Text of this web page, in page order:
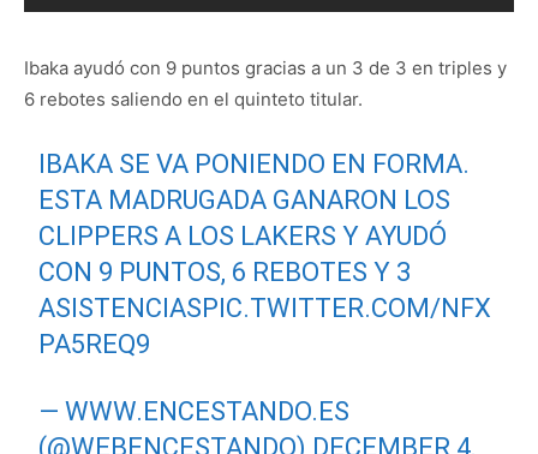
Ibaka ayudó con 9 puntos gracias a un 3 de 3 en triples y
6 rebotes saliendo en el quinteto titular.
IBAKA SE VA PONIENDO EN FORMA.
ESTA MADRUGADA GANARON LOS
CLIPPERS A LOS LAKERS Y AYUDÓ
CON 9 PUNTOS, 6 REBOTES Y 3
ASISTENCIASPIC.TWITTER.COM/NFX
PA5REQ9
— WWW.ENCESTANDO.ES
(@WEBENCESTANDO) DECEMBER 4,